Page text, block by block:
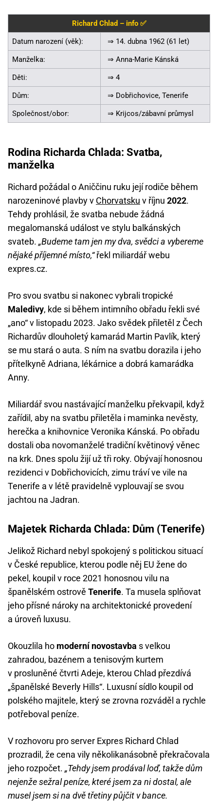
Richard Chlad – info ✅
Datum narození (věk): ⇒ 14. dubna 1962 (61 let)
Manželka: ⇒ Anna-Marie Kánská
Děti: ⇒ 4
Dům: ⇒ Dobřichovice, Tenerife
Společnost/obor: ⇒ Krijcos/zábavní průmysl
Rodina Richarda Chlada: Svatba,
manželka
Richard požádal o Aniččinu ruku její rodiče během
narozeninové plavby v Chorvatsku v říjnu 2022.
Tehdy prohlásil, že svatba nebude žádná
megalomanská událost ve stylu balkánských
svateb. „Budeme tam jen my dva, svědci a vybereme
nějaké příjemné místo,“řekl miliardář webu
expres.cz.
Pro svou svatbu si nakonec vybrali tropické
Maledivy, kde si během intimního obřadu řekli své
„ano“ v listopadu 2023. Jako svědek přiletěl z Čech
Richardův dlouholetý kamarád Martin Pavlík, který
se mu stará o auta. S ním na svatbu dorazila i jeho
přítelkyně Adriana, lékárnice a dobrá kamarádka
Anny.
Miliardář svou nastávající manželku překvapil, když
zařídil, aby na svatbu přiletěla i maminka nevěsty,
herečka a knihovnice Veronika Kánská. Po obřadu
dostali oba novomanželé tradiční květinový věnec
na krk. Dnes spolu žijí už tři roky. Obývají honosnou
rezidenci v Dobřichovicích, zimu tráví ve vile na
Tenerife a v létě pravidelně vyplouvají se svou
jachtou na Jadran.
Majetek Richarda Chlada: Dům (Tenerife)
Jelikož Richard nebyl spokojený s politickou situací
v České republice, kterou podle něj EU žene do
pekel, koupil v roce 2021 honosnou vilu na
španělském ostrově Tenerife. Ta musela splňovat
jeho přísné nároky na architektonické provedení
a úroveň luxusu.
Okouzlila ho moderní novostavba s velkou
zahradou, bazénem a tenisovým kurtem
v prosluněné čtvrti Adeje, kterou Chlad přezdívá
„španělské Beverly Hills“. Luxusní sídlo koupil od
polského majitele, který se zrovna rozváděl a rychle
potřeboval peníze.
V rozhovoru pro server Expres Richard Chlad
prozradil, že cena vily několikanásobně překračovala
jeho rozpočet. „Tehdy jsem prodával loď, takže dům
nejenže sežral peníze, které jsem za ni dostal, ale
musel jsem si na dvě třetiny půjčit v bance.